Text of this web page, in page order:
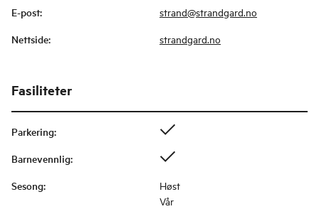
E-post: strand@strandgard.no
Nettside: strandgard.no
Fasiliteter
Parkering:
Barnevennlig:
Sesong:
Høst
Vår